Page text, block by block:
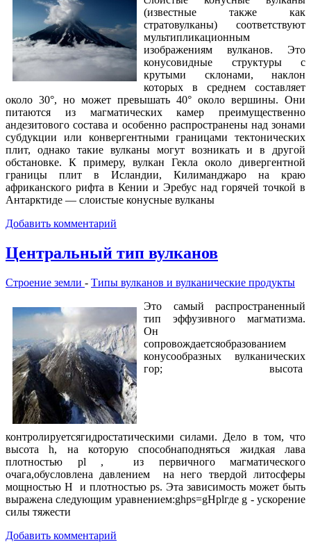
(известные также как
стратовулканы) соответствуют
мультипликационным
изображениям вулканов. Это
конусовидные структуры с
крутыми склонами, наклон
которых в среднем составляет
около 30°, но может превышать 40° около вершины. Они
питаются из магматических камер преимущественно
андезитового состава и особенно распространены над зонами
субдукции или конвергентными границами тектонических
плит, однако такие вулканы могут возникать и в другой
обстановке. К примеру, вулкан Гекла около дивергентной
границы плит в Исландии, Килиманджаро на краю
африканского рифта в Кении и Эребус над горячей точкой в
Антарктиде — слоистые конусные вулканы
Добавить комментарий
Центральный тип вулканов
Строение земли - Типы вулканов и вулканические продукты
Это самый распространенный
тип эффузивного магматизма.
Он
сопровождаетсяобразованием
конусообразных вулканических
гор; высота
контролируетсягидростатическими силами. Дело в том, что
высота h, на которую способнаподняться жидкая лава
плотностью pl , из первичного магматического
очага,обусловлена давлением на него твердой литосферы
мощностью H и плотностью ps. Эта зависимость может быть
выражена следующим уравнением:ghps=gHplгде g - ускорение
силы тяжести
Добавить комментарий